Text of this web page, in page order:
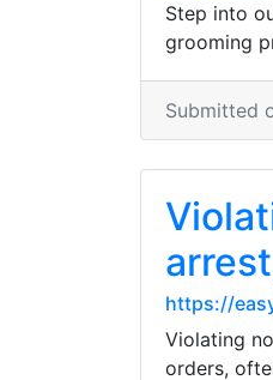
Step into
grooming
Submitted
https://
Violating
orders,